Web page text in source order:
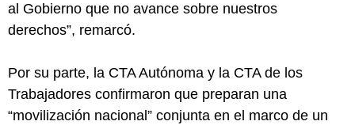
al Gobierno que no avance sobre nuestros
derechos”, remarcó.
Por su parte, la CTA Autónoma y la CTA de los
Trabajadores confirmaron que preparan una
“movilización nacional” conjunta en el marco de un